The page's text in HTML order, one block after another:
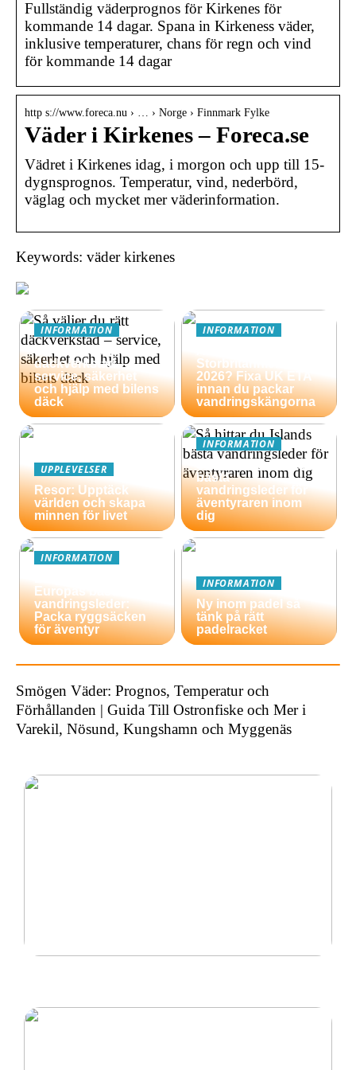
Fullständig väderprognos för Kirkenes för
kommande 14 dagar. Spana in Kirkeness väder,
inklusive temperaturer, chans för regn och vind
för kommande 14 dagar
http s://www.foreca.nu › … › Norge › Finnmark Fylke
Väder i Kirkenes – Foreca.se
Vädret i Kirkenes idag, i morgon och upp till 15-
dygnsprognos. Temperatur, vind, nederbörd,
väglag och mycket mer väderinformation.
Keywords: väder kirkenes
INFORMATION
Så väljer du rätt
däckverkstad –
service, säkerhet
och hjälp med bilens
däck
INFORMATION
Storbritannien
2026? Fixa UK ETA
innan du packar
vandringskängorna
UPPLEVELSER
Resor: Upptäck
världen och skapa
minnen för livet
INFORMATION
Så hittar du Islands
bästa
vandringsleder för
äventyraren inom
dig
INFORMATION
Europas bästa
vandringsleder:
Packa ryggsäcken
för äventyr
INFORMATION
Ny inom padel så
tänk på rätt
padelracket
Smögen Väder: Prognos, Temperatur och
Förhållanden | Guida Till Ostronfiske och Mer i
Varekil, Nösund, Kungshamn och Myggenäs